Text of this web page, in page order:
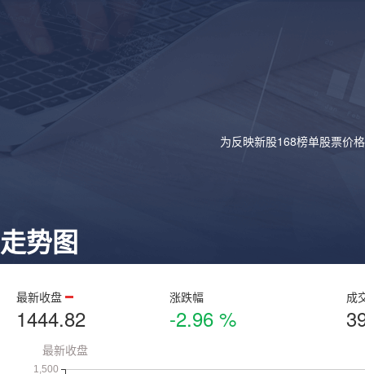
为反映新股168榜单股票价
走势图
最新收盘
1444.82
涨跌幅
-2.96 %
成